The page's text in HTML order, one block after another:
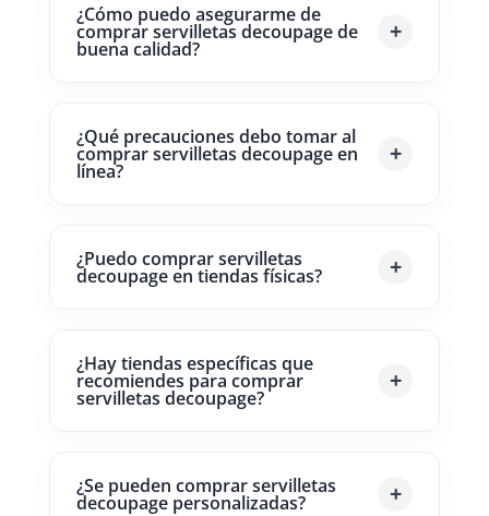
¿Cómo puedo asegurarme de
comprar servilletas decoupage de
buena calidad?
¿Qué precauciones debo tomar al
comprar servilletas decoupage en
línea?
¿Puedo comprar servilletas
decoupage en tiendas físicas?
¿Hay tiendas específicas que
recomiendes para comprar
servilletas decoupage?
¿Se pueden comprar servilletas
decoupage personalizadas?